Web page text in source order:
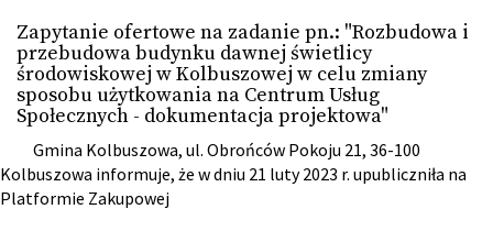
Zapytanie ofertowe na zadanie pn.: "Rozbudowa i
przebudowa budynku dawnej świetlicy
środowiskowej w Kolbuszowej w celu zmiany
sposobu użytkowania na Centrum Usług
Społecznych - dokumentacja projektowa"
Gmina Kolbuszowa, ul. Obrońców Pokoju 21, 36-100
Kolbuszowa informuje, że w dniu 21 luty 2023 r. upubliczniła na
Platformie Zakupowej